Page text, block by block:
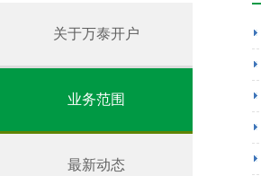
关于万泰开户
业务范围
最新动态